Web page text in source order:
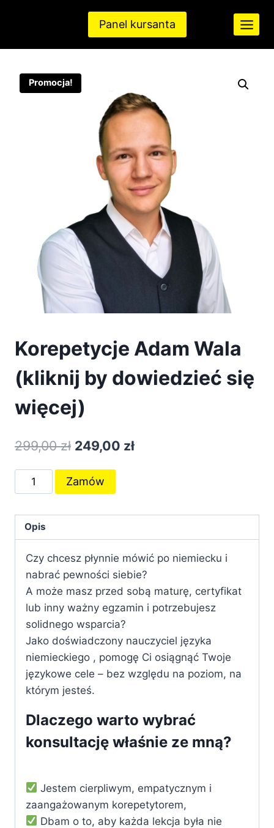
Panel kursanta
Promocja!
Korepetycje Adam Wala
(kliknij by dowiedzieć się
więcej)
299,00zł Pierwotna
cena
wynosiła:
249,00 złAktualna
ilość
Korepetycje
Wala
(kliknij
dowiedzieć
się
więcej)
Zamów
Opis
Czy chcesz płynnie mówić po niemiecku i
nabrać pewności siebie?
A może masz przed sobą maturę, certyfikat
lub inny ważny egzamin i potrzebujesz
solidnego wsparcia?
Jako doświadczony nauczyciel języka
niemieckiego ‍, pomogę Ci osiągnąć Twoje
językowe cele – bez względu na poziom, na
którym jesteś.
Dlaczego warto wybrać
konsultację właśnie ze mną?
Jestem cierpliwym, empatycznym i
zaangażowanym korepetytorem,
Dbam o to, aby każda lekcja była nie